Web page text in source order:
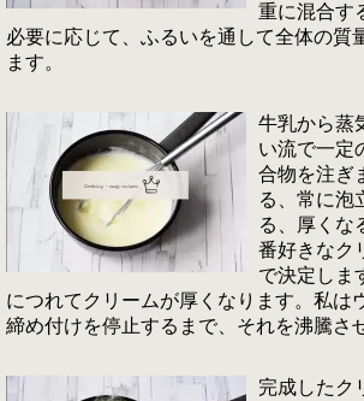
重に混合す
必要に応じて、ふるいを通して全体の質
ます。
牛乳から蒸
い流で一定
合物を注ぎ
る、常に泡
る、厚くな
番好きなク
で決定しま
につれてクリームが厚くなります。私は
締め付けを停止するまで、それを沸騰さ
完成したク